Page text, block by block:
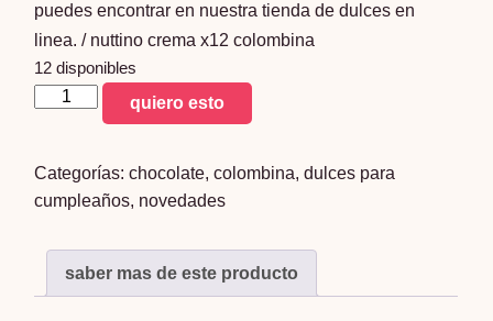
puedes encontrar en nuestra tienda de dulces en
linea. / nuttino crema x12 colombina
12 disponibles
nuttino
cantidad
quiero esto
Categorías:chocolate,colombina,dulces para
cumpleaños, novedades
saber mas de este producto